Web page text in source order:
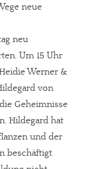
neue
neu
Um 15 Uhr
Werner &
von
Geheimnisse
Hildegard hat
und der
beschäftigt.